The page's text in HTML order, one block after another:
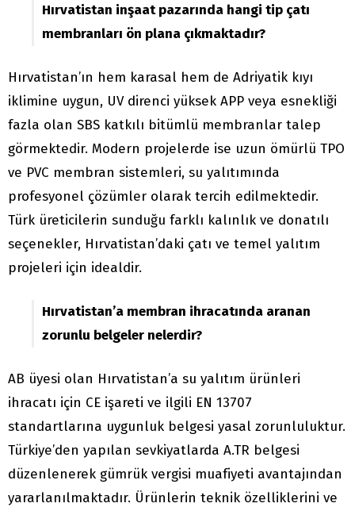
Hırvatistan inşaat pazarında hangi tip çatı
membranları ön plana çıkmaktadır?
Hırvatistan’ın hem karasal hem de Adriyatik kıyı
iklimine uygun, UV direnci yüksek APP veya esnekliği
fazla olan SBS katkılı bitümlü membranlar talep
görmektedir. Modern projelerde ise uzun ömürlü TPO
ve PVC membran sistemleri, su yalıtımında
profesyonel çözümler olarak tercih edilmektedir.
Türk üreticilerin sunduğu farklı kalınlık ve donatılı
seçenekler, Hırvatistan’daki çatı ve temel yalıtım
projeleri için idealdir.
Hırvatistan’a membran ihracatında aranan
zorunlu belgeler nelerdir?
AB üyesi olan Hırvatistan’a su yalıtım ürünleri
ihracatı için CE işareti ve ilgili EN 13707
standartlarına uygunluk belgesi yasal zorunluluktur.
Türkiye’den yapılan sevkiyatlarda A.TR belgesi
düzenlenerek gümrük vergisi muafiyeti avantajından
yararlanılmaktadır. Ürünlerin teknik özelliklerini ve